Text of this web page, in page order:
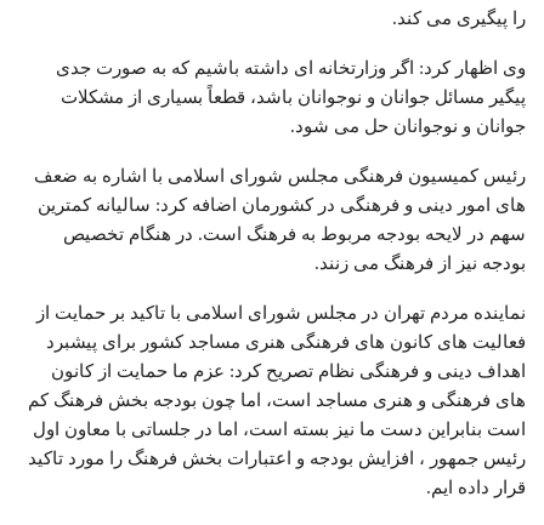
را پیگیری می‌ کند.
وی اظهار کرد: اگر وزارتخانه‌ ای داشته باشیم که به صورت جدی
پیگیر مسائل جوانان و نوجوانان باشد، قطعاً بسیاری از مشکلات
جوانان و نوجوانان حل می‌ شود.
رئیس کمیسیون فرهنگی مجلس شورای اسلامی با اشاره به ضعف
های امور دینی و فرهنگی در کشورمان اضافه کرد: سالیانه کمترین
سهم در لایحه بودجه مربوط به فرهنگ است. در هنگام تخصیص
بودجه نیز از فرهنگ می‌ زنند.
نماینده مردم تهران در مجلس شورای اسلامی با تاکید بر حمایت از
فعالیت‌ های کانون‌ های فرهنگی هنری مساجد کشور برای پیشبرد
اهداف دینی و فرهنگی نظام تصریح کرد: عزم ما حمایت از کانون‌
های فرهنگی و هنری مساجد است، اما چون بودجه بخش فرهنگ کم
است بنابراین دست ما نیز بسته است، اما در جلساتی با معاون اول
رئیس جمهور ، افزایش بودجه و اعتبارات بخش فرهنگ را مورد تاکید
قرار داده ایم.